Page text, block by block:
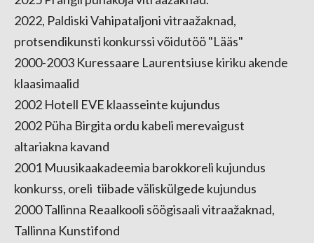
2022, Paldiski Vahipataljoni vitraažaknad,
protsendikunsti konkurssi võidutöö "Lääs"
2000-2003 Kuressaare Laurentsiuse kiriku akende
klaasimaalid
2002 Hotell EVE klaasseinte kujundus
2002 Püha Birgita ordu kabeli merevaigust
altariakna kavand
2001 Muusikaakadeemia barokkoreli kujundus
konkurss, oreli tiibade väliskülgede kujundus
2000 Tallinna Reaalkooli söögisaali vitraažaknad,
Tallinna Kunstifond